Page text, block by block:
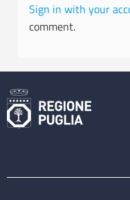
Sign in with your
comment.